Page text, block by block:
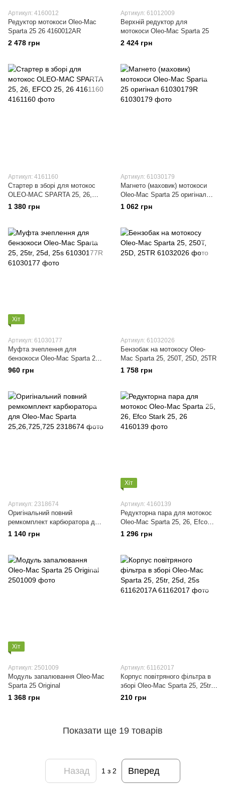
Артикул: 4160012
Редуктор мотокоси Oleo-Mac
Sparta 25 26 4160012AR
2 478 грн
Артикул: 61012009
Верхній редуктор для
мотокоси Oleo-Mac Sparta 25
2 424 грн
Артикул: 4161160
Стартер в зборі для мотокос
OLEO-MAC SPARTA 25, 26,
EFCO 25, 26 4161160
1 380 грн
Артикул: 61030179
Магнето (маховик) мотокоси
Oleo-Mac Sparta 25 оригінал
61030179R
1 062 грн
Хіт
Артикул: 61030177
Муфта зчеплення для
бензокоси Oleo-Mac Sparta 25,
25tr, 25d, 25s 61030177R
960 грн
Артикул: 61032026
Бензобак на мотокосу Oleo-
Mac Sparta 25, 250T, 25D, 25TR
1 758 грн
Артикул: 2318674
Оригінальний повний
ремкомплект карбюратора для
Oleo-Mac Sparta 25,26,725,725
1 140 грн
Хіт
Артикул: 4160139
Редукторна пара для мотокос
Oleo-Mac Sparta 25, 26, Efco
Stark 25, 26
1 296 грн
Хіт
Артикул: 2501009
Модуль запалювання Oleo-Mac
Sparta 25 Original
1 368 грн
Артикул: 61162017
Корпус повітряного фільтра в
зборі Oleo-Mac Sparta 25, 25tr,
25d, 25s 61162017A
210 грн
Показати ще 19 товарів
Назад 1 з 2 Вперед